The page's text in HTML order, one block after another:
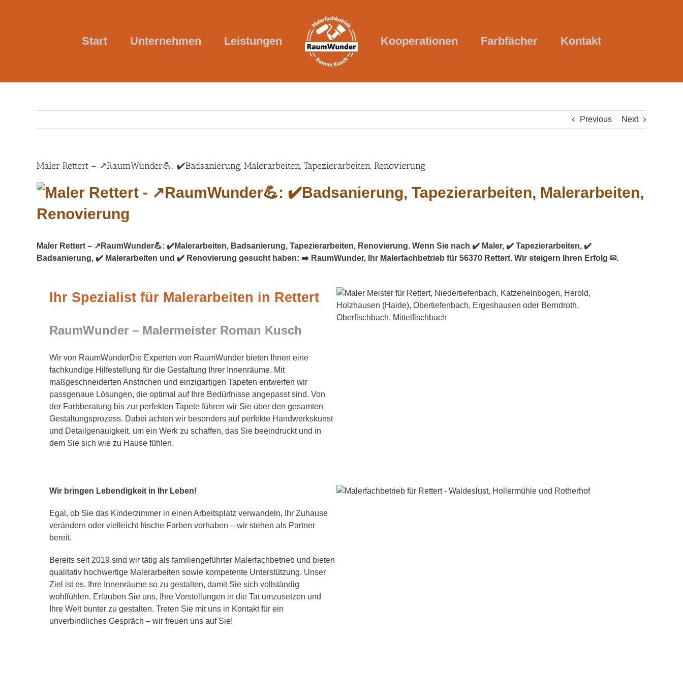
Start Unternehmen Leistungen Kooperationen Farbfächer Kontakt
Previous Next
Maler Rettert – ↗️RaumWunder💪: ✔️Badsanierung, Malerarbeiten, Tapezierarbeiten, Renovierung
Maler Rettert – ↗️RaumWunder💪: ✔️Malerarbeiten, Badsanierung, Tapezierarbeiten, Renovierung. Wenn Sie nach ✔️ Maler, ✔️ Tapezierarbeiten, ✔️
Badsanierung, ✔️ Malerarbeiten und ✔️ Renovierung gesucht haben: ➡️ RaumWunder, Ihr Malerfachbetrieb für 56370 Rettert. Wir steigern Ihren Erfolg ✉.
Ihr Spezialist für Malerarbeiten in Rettert
RaumWunder – Malermeister Roman Kusch
Wir von RaumWunderDie Experten von RaumWunder bieten Ihnen eine
fachkundige Hilfestellung für die Gestaltung Ihrer Innenräume. Mit
maßgeschneiderten Anstrichen und einzigartigen Tapeten entwerfen wir
passgenaue Lösungen, die optimal auf Ihre Bedürfnisse angepasst sind. Von
der Farbberatung bis zur perfekten Tapete führen wir Sie über den gesamten
Gestaltungsprozess. Dabei achten wir besonders auf perfekte Handwerkskunst
und Detailgenauigkeit, um ein Werk zu schaffen, das Sie beeindruckt und in
dem Sie sich wie zu Hause fühlen.
Wir bringen Lebendigkeit in Ihr Leben!
Egal, ob Sie das Kinderzimmer in einen Arbeitsplatz verwandeln, Ihr Zuhause
verändern oder vielleicht frische Farben vorhaben – wir stehen als Partner
bereit.
Bereits seit 2019 sind wir tätig als familiengeführter Malerfachbetrieb und bieten
qualitativ hochwertige Malerarbeiten sowie kompetente Unterstützung. Unser
Ziel ist es, Ihre Innenräume so zu gestalten, damit Sie sich vollständig
wohlfühlen. Erlauben Sie uns, Ihre Vorstellungen in die Tat umzusetzen und
Ihre Welt bunter zu gestalten. Treten Sie mit uns in Kontakt für ein
unverbindliches Gespräch – wir freuen uns auf Sie!